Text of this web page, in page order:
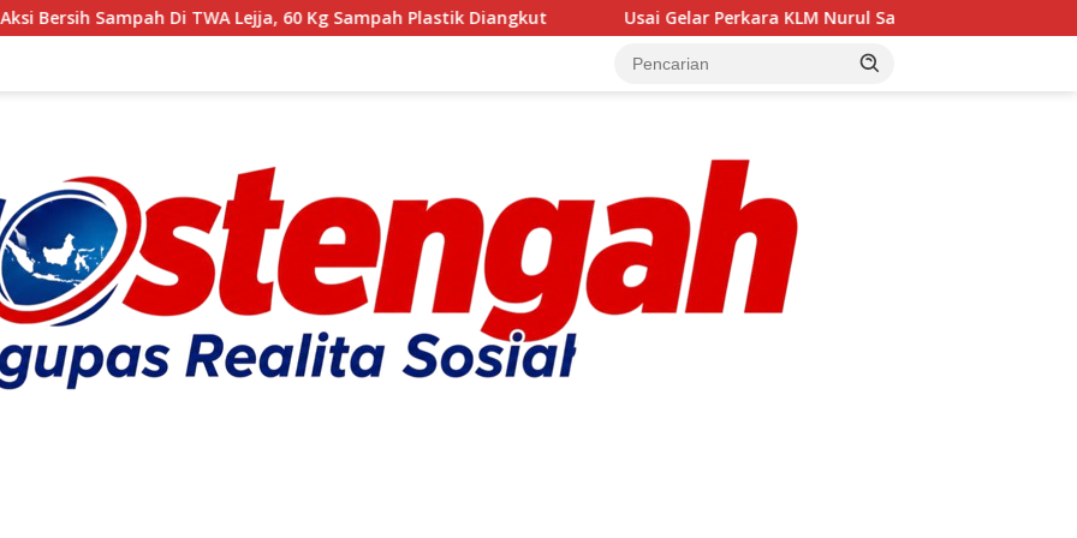
TWA Lejja, 60 Kg Sampah Plastik Diangkut ‎Usai Gelar Perkara KLM Nurul Salsa, Siapa Bakal Jadi Tersangka?